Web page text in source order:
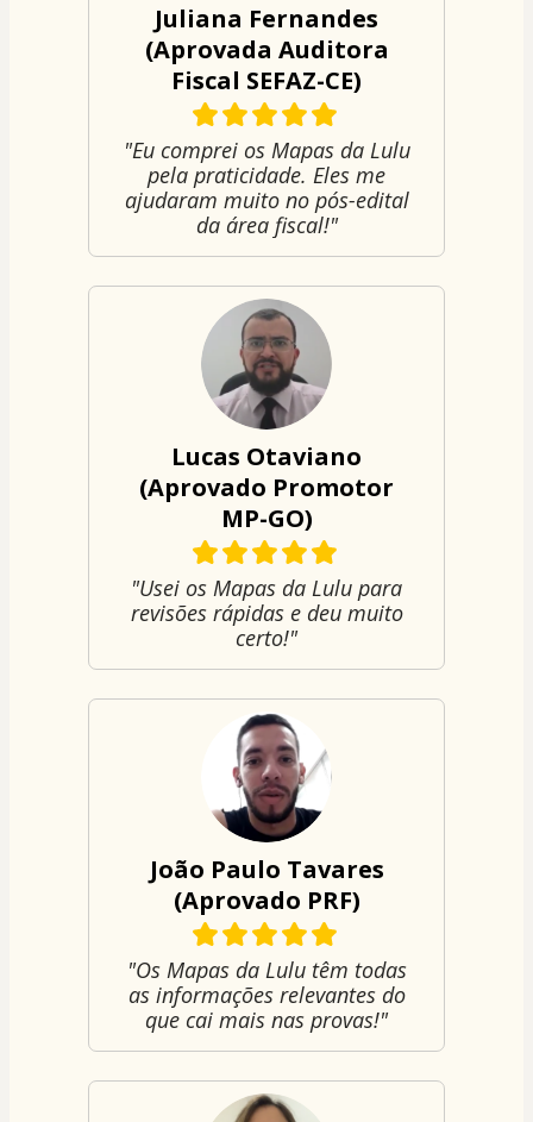
Juliana Fernandes
(Aprovada Auditora
Fiscal SEFAZ-CE)
"Eu comprei os Mapas da Lulu
pela praticidade. Eles me
ajudaram muito no pós-edital
da área fiscal!"
Lucas Otaviano
(Aprovado Promotor
MP-GO)
"Usei os Mapas da Lulu para
revisões rápidas e deu muito
certo!"
João Paulo Tavares
(Aprovado PRF)
"Os Mapas da Lulu têm todas
as informações relevantes do
que cai mais nas provas!"